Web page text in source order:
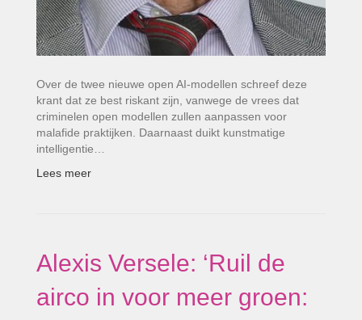
Over de twee nieuwe open AI-modellen schreef deze
krant dat ze best riskant zijn, vanwege de vrees dat
criminelen open modellen zullen aanpassen voor
malafide praktijken. Daarnaast duikt kunstmatige
intelligentie…
Lees meer
Alexis Versele: ‘Ruil de
airco in voor meer groen: